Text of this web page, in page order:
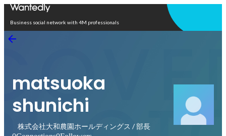
Business social network with 4M professionals
matsuoka
shunichi
株式会社大和農園ホールディングス / 部長